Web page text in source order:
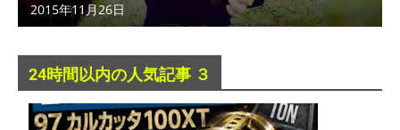
2015年11月26日
24時間以内の人気記事 ３